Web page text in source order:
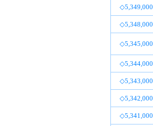
◇5,349,000
◇5,348,000
◇5,345,000
◇5,344,000
◇5,343,000
◇5,342,000
◇5,341,000